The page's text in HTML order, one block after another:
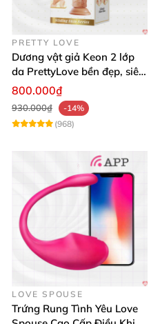
PRETTY LOVE
Dương vật giả Keon 2 lớp
da PrettyLove bền đẹp, siêu
mềm mại
800.000₫
930.000₫
-14%
(968)
LOVE SPOUSE
Trứng Rung Tình Yêu Love